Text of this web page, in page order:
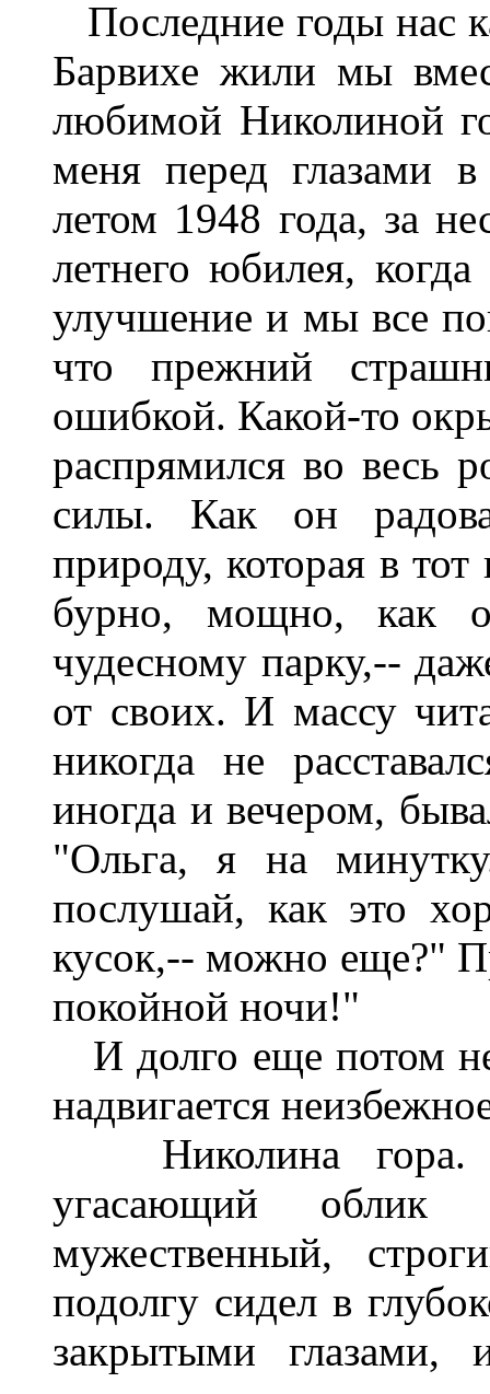
Последние годы нас
Барвихе жили мы
любимой Николиной
меня перед глазами
летом 1948 года, за
летнего юбилея,
улучшение и мы все
что прежний
ошибкой. Какой-то
распрямился во весь
силы. Как он
природу, которая в тот
бурно, мощно, как
чудесному парку,--
от своих. И массу
никогда не
иногда и вечером,
"Ольга, я на
послушай, как это
кусок,-- можно еще?"
покойной ночи!"
И долго еще потом
надвигается
Николина гора.
угасающий
мужественный,
подолгу сидел в
закрытыми глазами,